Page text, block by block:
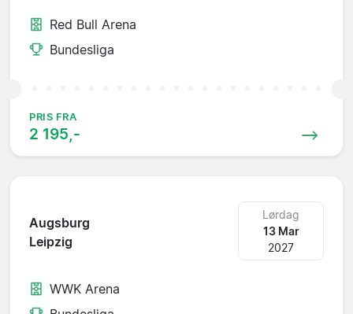
Red Bull Arena
Bundesliga
PRIS FRA
2 195,-
Augsburg
Leipzig
Lørdag
13 Mar
2027
WWK Arena